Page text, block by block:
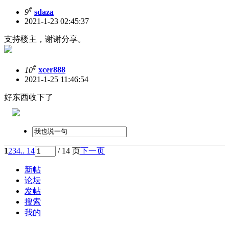
9# sdaza
2021-1-23 02:45:37
支持楼主，谢谢分享。
10# xcer888
2021-1-25 11:46:54
好东西收下了
1234.. 14 / 14 页下一页
新帖
论坛
发帖
搜索
我的